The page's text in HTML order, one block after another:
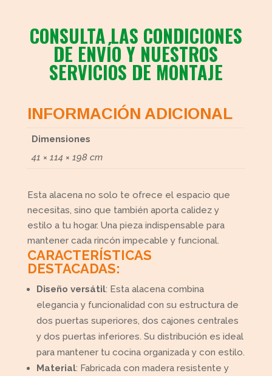
CONSULTA LAS CONDICIONES
DE ENVÍO Y NUESTROS
SERVICIOS DE MONTAJE
INFORMACIÓN ADICIONAL
Dimensiones
41 × 114 × 198 cm
Esta alacena no solo te ofrece el espacio que
necesitas, sino que también aporta calidez y
estilo a tu hogar. Una pieza indispensable para
mantener cada rincón impecable y funcional.
CARACTERÍSTICAS
DESTACADAS:
Diseño versátil: Esta alacena combina
elegancia y funcionalidad con su estructura de
dos puertas superiores, dos cajones centrales
y dos puertas inferiores. Su distribución es ideal
para mantener tu cocina organizada y con estilo.
Material: Fabricada con madera resistente y